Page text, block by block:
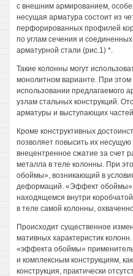
с внешним армированием,
несущая арматура состоит из
перфорированных профилей
по углам сечения и
арматурной стали (рис.1) *.
Такие колонны могут
монолитном варианте. При этом
использовании предлагаемого
узлам стальных конструкций.
арматуры и выступающих
Кроме конструктивных
позволяет повысить их
внецентренное сжатие за счет
металла в теле колонны. При
обоймы», возникающий в
деформаций. «Эффект обоймы»
находящемся внутри
в теле самой колонны,
Происходит существенное
мативных характеристик
«эффекта обоймы»
и комплексным конструкциям,
конструкция, практически